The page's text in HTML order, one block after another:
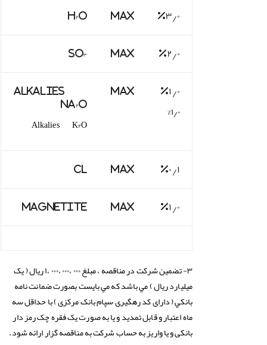
%۳٫۰ Max
H ۲O
%۲٫۰ Max
SO۳
%۱٫۰
%۱٫۰
Max
Alkalies
Na ۲O
Alkalies K۲O
%۰٫۱ Max
Cl
%۱٫۰ Max
Magnetite
۳- تضمین شركت در مناقصه ، مبلغ ۰۰۰ ،۰۰۰ ،۰۰۰ ،۱ ريال ( یک
میلیارد ریال ) مي باشد كه مي بايست بصورت ضمانت نامه
بانكي ( دارای کد رهگیری سپام بانک مرکزی ) با حداقل سه
ماه اعتبار و قابل تمديد و يا به صورت یک فقره چک رمز دار
بانکی و یا واریز به حساب شرکت به مناقصه گزار ارائه شود.